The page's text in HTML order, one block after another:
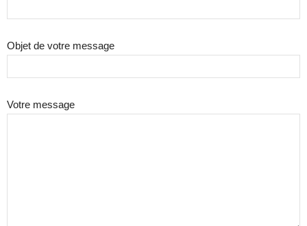
Objet de votre message
Votre message